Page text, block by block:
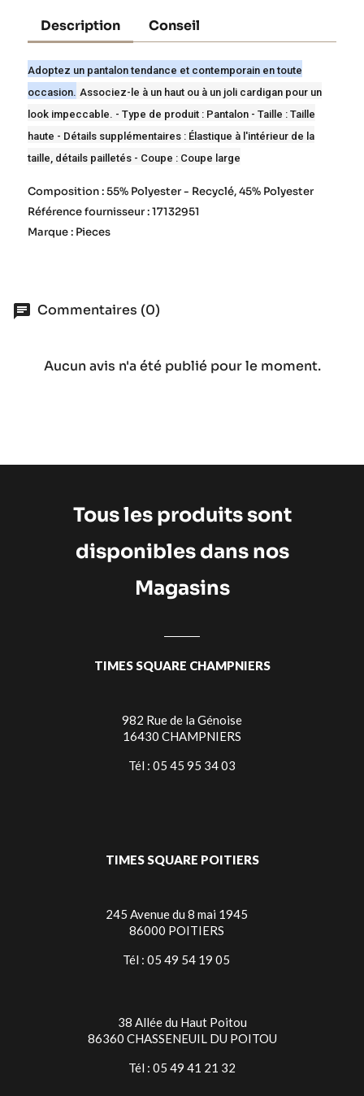
Description Conseil
Adoptez un pantalon tendance et contemporain en toute
occasion. Associez-le à un haut ou à un joli cardigan pour un
look impeccable. - Type de produit : Pantalon - Taille : Taille
haute - Détails supplémentaires : Élastique à l'intérieur de la
taille, détails pailletés - Coupe : Coupe large
Composition : 55% Polyester - Recyclé, 45% Polyester
Référence fournisseur : 17132951
Marque : Pieces
Commentaires (0)
Aucun avis n'a été publié pour le moment.
Tous les produits sont
disponibles dans nos
Magasins
TIMES SQUARE CHAMPNIERS
982 Rue de la Génoise
16430 CHAMPNIERS
Tél : 05 45 95 34 03
TIMES SQUARE POITIERS
245 Avenue du 8 mai 1945
86000 POITIERS
Tél : 05 49 54 19 05
38 Allée du Haut Poitou
86360 CHASSENEUIL DU POITOU
Tél : 05 49 41 21 32